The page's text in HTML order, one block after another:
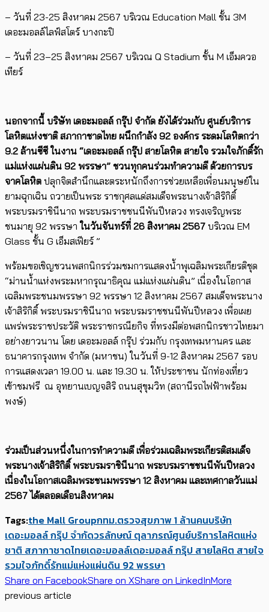
– วันที่ 23-25 สิงหาคม 2567 บริเวณ Education Mall ชั้น 3M
เดอะมอลล์ไลฟ์สโตร์ บางกะปิ
– วันที่ 23–25 สิงหาคม 2567 บริเวณ Q Stadium ชั้น M เอ็มควอ
เทียร์
นอกจากนี้ บริษัท เดอะมอลล์ กรุ๊ป จำกัด ยังได้ร่วมกับ ศูนย์บริการ
โลหิตแห่งชาติ สภากาชาดไทย ผนึกกำลัง 92 องค์กร ระดมโลหิตกว่า
9.2 ล้านซีซี ในงาน “เดอะมอลล์ กรุ๊ป สายโลหิต สายใจ รวมใจภักดิ์รัก
แม่แห่งแผ่นดิน 92 พรรษา” ชวนทุกคนร่วมทำความดี ด้วยการบร
จาคโลหิต ปลุกจิตสำนึกและตระหนักถึงการช่วยเหลือเพื่อนมนุษย์ใน
ยามฉุกเฉิน ถวายเป็นพระ ราชกุศลแด่สมเด็จพระนางเจ้าสิริกิติ์
พระบรมราชินีนาถ พระบรมราชชนนีพันปีหลวง ทรงเจริญพระ
ชนมายุ 92 พรรษาในวันจันทร์ที่ 26 สิงหาคม 2567 บริเวณ EM
Glass ชั้น G เอ็มสเฟียร์ ”
พร้อมขอเชิญชวนพสกนิกรร่วมชมการแสดงน้ำพุเฉลิมพระเกียรติชุด
“ม่านน้ำแห่งพระมหากรุณาธิคุณ แม่แห่งแผ่นดิน” เนื่องในโอกาส
เฉลิมพระชนมพรรษา 92 พรรษา 12 สิงหาคม 2567 สมเด็จพระนาง
เจ้าสิริกิติ์ พระบรมราชินีนาถ พระบรมราชชนนีพันปีหลวง เพื่อเผย
แพร่พระราชประวัติ พระราชกรณียกิจ ที่ทรงมีต่อพสกนิกรชาวไทยมา
อย่างยาวนาน โดย เดอะมอลล์ กรุ๊ป ร่วมกับ กรุงเทพมหานคร และ
ธนาคารกรุงเทพ จำกัด (มหาชน) ในวันที่ 9-12 สิงหาคม 2567 รอบ
การแสดงเวลา 19.00 น. และ 19.30 น. ให้ประชาชน นักท่องเที่ยว
เข้าชมฟรี ณ อุทยานเบญจสิริ ถนนสุขุมวิท (สถานีรถไฟฟ้าพร้อม
พงษ์)
ร่วมเป็นส่วนหนึ่งในการทำความดี เพื่อร่วมเฉลิมพระเกียรติสมเด็จ
พระนางเจ้าสิริกิติ์ พระบรมราชินีนาถ พระบรมราชชนนีพันปีหลวง
เนื่องในโอกาสเฉลิมพระชนมพรรษา 12 สิงหาคม และเทศกาลวันแม่
2567 ได้ตลอดเดือนสิงหาคม
Tags:the Mall Groupกทม.ตรวจสุขภาพ 1 ล้านคนบริษัท
เดอะมอลล์ กรุ๊ป จำกัดวรลักษณ์ ตุลาภรณ์ศูนย์บริการโลหิตแห่ง
ชาติ สภากาชาดไทยเดอะมอลล์เดอะมอลล์ กรุ๊ป สายโลหิต สายใจ
รวมใจภักดิ์รักแม่แห่งแผ่นดิน 92 พรรษา
Share on FacebookShare on XShare on LinkedInMore
previous article